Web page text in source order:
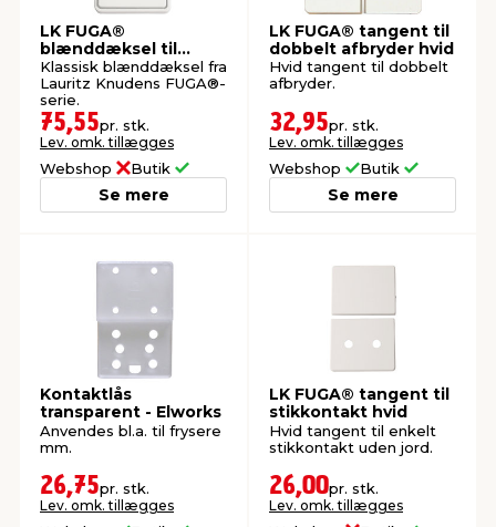
LK FUGA®
blænddæksel til
stikkontakt hvid
Klassisk blænddæksel fra
Lauritz Knudens FUGA®-
serie.
75,55pr. stk.
Lev. omk. tillægges
Webshop Butik
Se mere
LK FUGA® tangent til
dobbelt afbryder hvid
Hvid tangent til dobbelt
afbryder.
32,95pr. stk.
Lev. omk. tillægges
Webshop Butik
Se mere
Kontaktlås
transparent - Elworks
Anvendes bl.a. til frysere
mm.
26,75pr. stk.
Lev. omk. tillægges
LK FUGA® tangent til
stikkontakt hvid
Hvid tangent til enkelt
stikkontakt uden jord.
26,00pr. stk.
Lev. omk. tillægges